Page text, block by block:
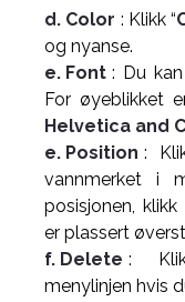
d. Color : Klikk “
og nyanse.
e. Font : Du
For øyeblikket
Helvetica and
e. Position :
vannmerket i
posisjonen,
er plassert
f. Delete :
menylinjen hvis